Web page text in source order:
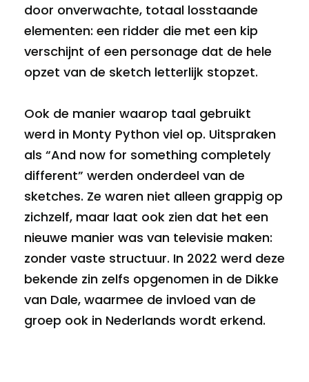
door onverwachte, totaal losstaande
elementen: een ridder die met een kip
verschijnt of een personage dat de hele
opzet van de sketch letterlijk stopzet.
Ook de manier waarop taal gebruikt
werd in Monty Python viel op. Uitspraken
als “And now for something completely
different” werden onderdeel van de
sketches. Ze waren niet alleen grappig op
zichzelf, maar laat ook zien dat het een
nieuwe manier was van televisie maken:
zonder vaste structuur. In 2022 werd deze
bekende zin zelfs opgenomen in de Dikke
van Dale, waarmee de invloed van de
groep ook in Nederlands wordt erkend.